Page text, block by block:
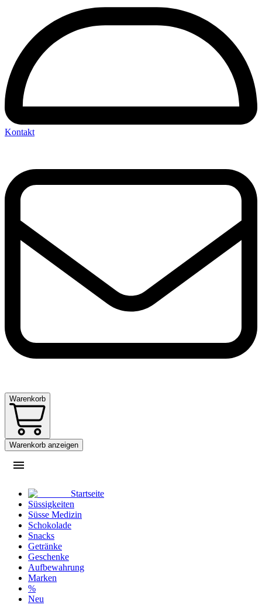
Kontakt
Warenkorb
Warenkorb anzeigen
Startseite
Süssigkeiten
Süsse Medizin
Schokolade
Snacks
Getränke
Geschenke
Aufbewahrung
Marken
%
Neu